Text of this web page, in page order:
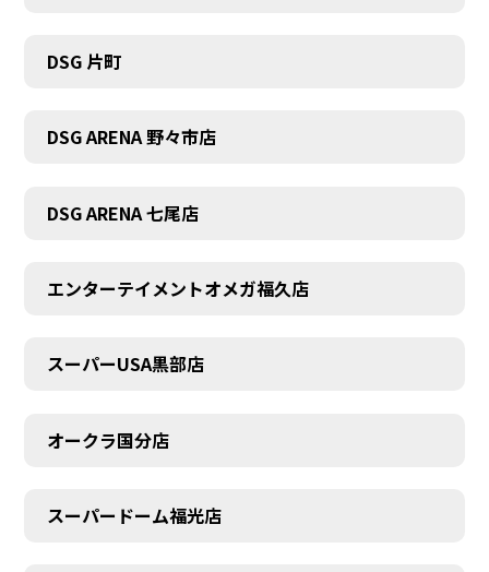
DSG 片町
DSG ARENA 野々市店
DSG ARENA 七尾店
エンターテイメントオメガ福久店
スーパーUSA黒部店
オークラ国分店
スーパードーム福光店